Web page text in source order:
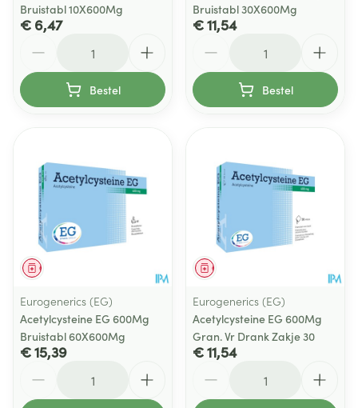
Bruistabl 10X600Mg
€ 6,47
Bestel
Bruistabl 30X600Mg
€ 11,54
Bestel
Geneesmiddel
Eurogenerics (EG)
Acetylcysteine EG 600Mg
Bruistabl 60X600Mg
€ 15,39
Geneesmiddel
Eurogenerics (EG)
Acetylcysteine EG 600Mg
Gran. Vr Drank Zakje 30
€ 11,54